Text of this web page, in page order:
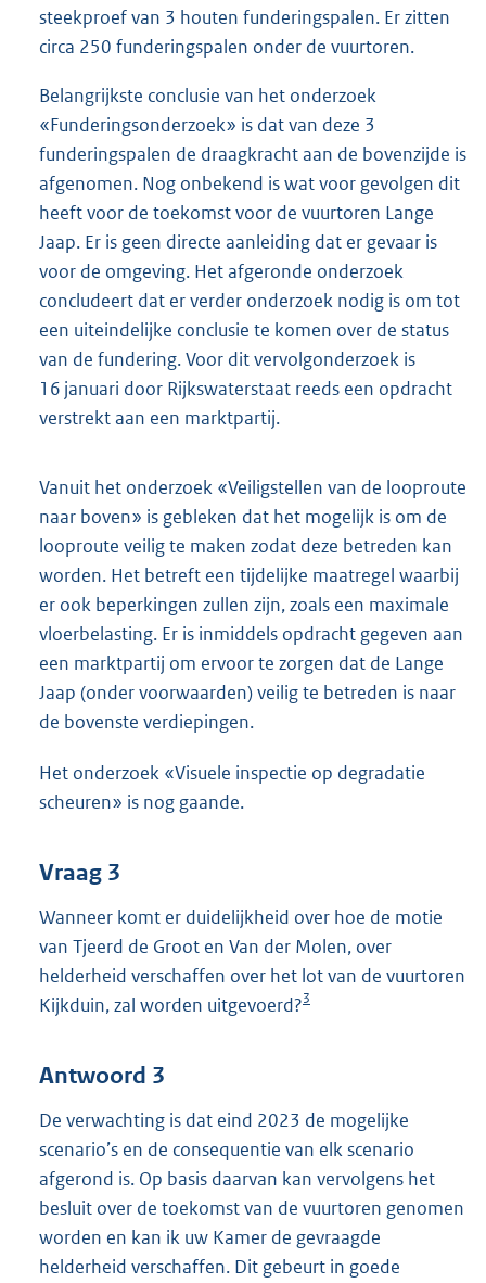
steekproef van 3 houten funderingspalen. Er zitten
circa 250 funderingspalen onder de vuurtoren.
Belangrijkste conclusie van het onderzoek
«Funderingsonderzoek» is dat van deze 3
funderingspalen de draagkracht aan de bovenzijde is
afgenomen. Nog onbekend is wat voor gevolgen dit
heeft voor de toekomst voor de vuurtoren Lange
Jaap. Er is geen directe aanleiding dat er gevaar is
voor de omgeving. Het afgeronde onderzoek
concludeert dat er verder onderzoek nodig is om tot
een uiteindelijke conclusie te komen over de status
van de fundering. Voor dit vervolgonderzoek is
16 januari door Rijkswaterstaat reeds een opdracht
verstrekt aan een marktpartij.
Vanuit het onderzoek «Veiligstellen van de looproute
naar boven» is gebleken dat het mogelijk is om de
looproute veilig te maken zodat deze betreden kan
worden. Het betreft een tijdelijke maatregel waarbij
er ook beperkingen zullen zijn, zoals een maximale
vloerbelasting. Er is inmiddels opdracht gegeven aan
een marktpartij om ervoor te zorgen dat de Lange
Jaap (onder voorwaarden) veilig te betreden is naar
de bovenste verdiepingen.
Het onderzoek «Visuele inspectie op degradatie
scheuren» is nog gaande.
Vraag 3
Wanneer komt er duidelijkheid over hoe de motie
van Tjeerd de Groot en Van der Molen, over
helderheid verschaffen over het lot van de vuurtoren
Kijkduin, zal worden uitgevoerd?3
Antwoord 3
De verwachting is dat eind 2023 de mogelijke
scenario’s en de consequentie van elk scenario
afgerond is. Op basis daarvan kan vervolgens het
besluit over de toekomst van de vuurtoren genomen
worden en kan ik uw Kamer de gevraagde
helderheid verschaffen. Dit gebeurt in goede